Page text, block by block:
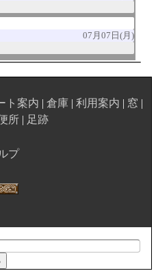
07月07日(月)
ト案内 倉庫 利用案内
窓
所 足跡
プ